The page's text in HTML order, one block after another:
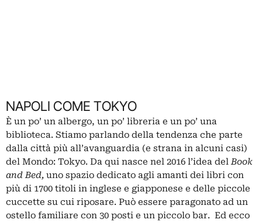
NAPOLI COME TOKYO
È un po’ un albergo, un po’ libreria e un po’ una
biblioteca. Stiamo parlando della tendenza che parte
dalla città più all’avanguardia (e strana in alcuni casi)
del Mondo: Tokyo. Da qui nasce nel 2016 l’idea delBook
and Bed, uno spazio dedicato agli amanti dei libri con
più di 1700 titoli in inglese e giapponese e delle piccole
cuccette su cui riposare. Può essere paragonato ad un
ostello familiare con 30 posti e un piccolo bar. Ed ecco